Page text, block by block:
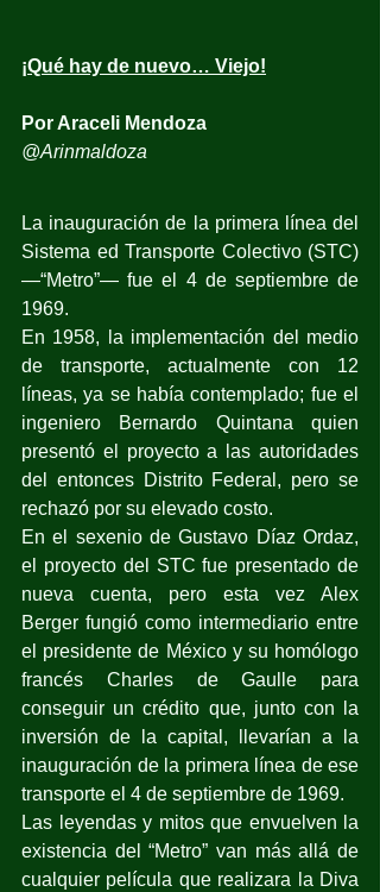
¡Qué hay de nuevo… Viejo!
Por Araceli Mendoza
@Arinmaldoza
La inauguración de la primera línea del
Sistema ed Transporte Colectivo (STC)
—“Metro”— fue el 4 de septiembre de
1969.
En 1958, la implementación del medio
de transporte, actualmente con 12
líneas, ya se había contemplado; fue el
ingeniero Bernardo Quintana quien
presentó el proyecto a las autoridades
del entonces Distrito Federal, pero se
rechazó por su elevado costo.
En el sexenio de Gustavo Díaz Ordaz,
el proyecto del STC fue presentado de
nueva cuenta, pero esta vez Alex
Berger fungió como intermediario entre
el presidente de México y su homólogo
francés Charles de Gaulle para
conseguir un crédito que, junto con la
inversión de la capital, llevarían a la
inauguración de la primera línea de ese
transporte el 4 de septiembre de 1969.
Las leyendas y mitos que envuelven la
existencia del “Metro” van más allá de
cualquier película que realizara la Diva